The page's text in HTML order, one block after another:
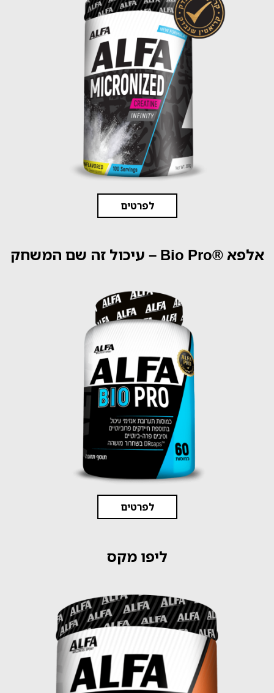
לפרטים
אלפא ®Bio Pro – עיכול זה שם המשחק
לפרטים
ליפו מקס